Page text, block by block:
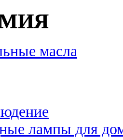
масла
лампы для